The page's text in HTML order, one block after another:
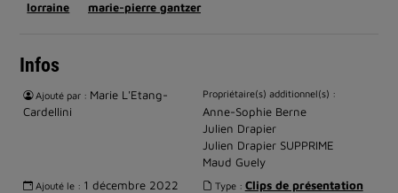
lorraine
marie-pierre gantzer
Infos
Ajouté par : Marie L'Etang-
Cardellini
Propriétaire(s) additionnel(s) :
Anne-Sophie Berne
Julien Drapier
Julien Drapier SUPPRIME
Maud Guely
Ajouté le : 1 décembre 2022
Type : Clips de présentation